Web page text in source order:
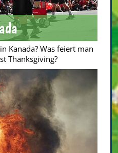
Kanada? Was feiert man
Thanksgiving?